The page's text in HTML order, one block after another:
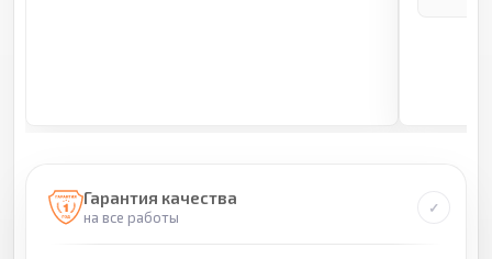
Гарантия качества
на все работы